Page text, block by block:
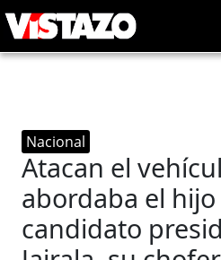
Nacional
Atacan el
abordaba el hijo
candidato